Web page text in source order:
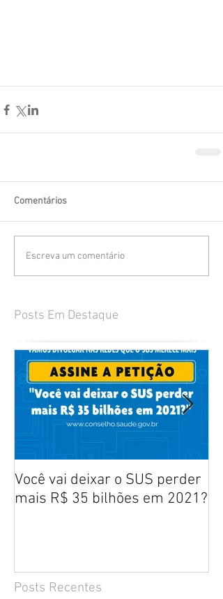
Comentários
Escreva um comentário
Posts Em Destaque
Você vai deixar o SUS perder
mais R$ 35 bilhões em 2021?
Posts Recentes